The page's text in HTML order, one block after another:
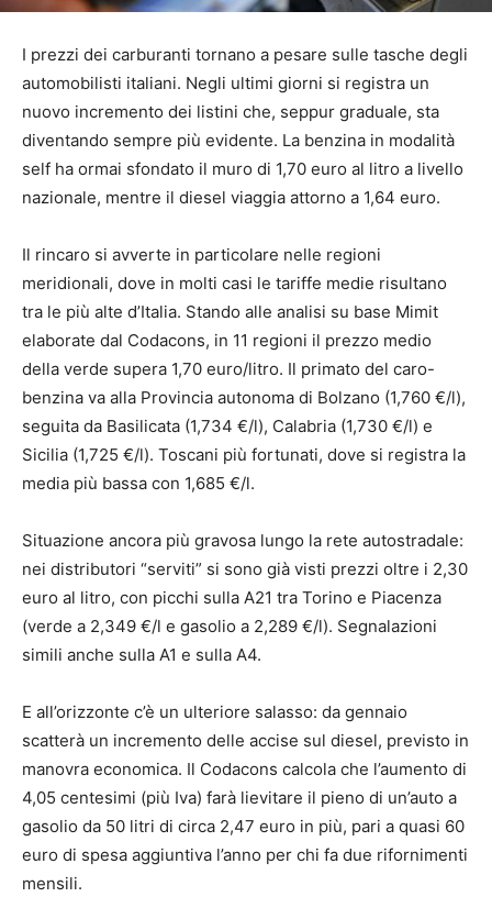
I prezzi dei carburanti tornano a pesare sulle tasche degli
automobilisti italiani. Negli ultimi giorni si registra un
nuovo incremento dei listini che, seppur graduale, sta
diventando sempre più evidente. La benzina in modalità
self ha ormai sfondato il muro di 1,70 euro al litro a livello
nazionale, mentre il diesel viaggia attorno a 1,64 euro.
Il rincaro si avverte in particolare nelle regioni
meridionali, dove in molti casi le tariffe medie risultano
tra le più alte d’Italia. Stando alle analisi su base Mimit
elaborate dal Codacons, in 11 regioni il prezzo medio
della verde supera 1,70 euro/litro. Il primato del caro-
benzina va alla Provincia autonoma di Bolzano (1,760 €/l),
seguita da Basilicata (1,734 €/l), Calabria (1,730 €/l) e
Sicilia (1,725 €/l). Toscani più fortunati, dove si registra la
media più bassa con 1,685 €/l.
Situazione ancora più gravosa lungo la rete autostradale:
nei distributori “serviti” si sono già visti prezzi oltre i 2,30
euro al litro, con picchi sulla A21 tra Torino e Piacenza
(verde a 2,349 €/l e gasolio a 2,289 €/l). Segnalazioni
simili anche sulla A1 e sulla A4.
E all’orizzonte c’è un ulteriore salasso: da gennaio
scatterà un incremento delle accise sul diesel, previsto in
manovra economica. Il Codacons calcola che l’aumento di
4,05 centesimi (più Iva) farà lievitare il pieno di un’auto a
gasolio da 50 litri di circa 2,47 euro in più, pari a quasi 60
euro di spesa aggiuntiva l’anno per chi fa due rifornimenti
mensili.